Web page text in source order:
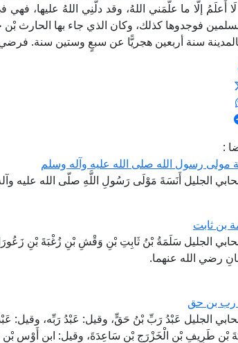
لَا أَعلَمُ إلَّا ما علَّمَني اللهُ، وقد دلَّنِي اللهُ
فوجدوها كذلك، وكان الذي جاء بها الحارث
سنة أربعين هجريًّا عن سبعٍ وستين سنة. فرضي
:
مولى رسول الله صلى الله عليه وآله وسلم
الجليل أَنَسَةَ مَوْلَى رَسُولِ اللَّهِ صلّى الله عليه
بن ثابت
الجليل سَلَمَةُ بْنُ ثَابِتِ بْنِ وَقْشِ بْنِ زُغْبَةَ بْنِ
رضي الله عنهما.
رب بن حق
الجليل عَبْدُ رَبِّ بْنُ حَقٍّ، وقيل: عَبْدُ رَبِّه، وقيل:
بْنِ طَرِيفِ بْنِ الْخَزْرَجِ بْنِ سَاعِدَةَ، وقيل: ابن أَوْسِ